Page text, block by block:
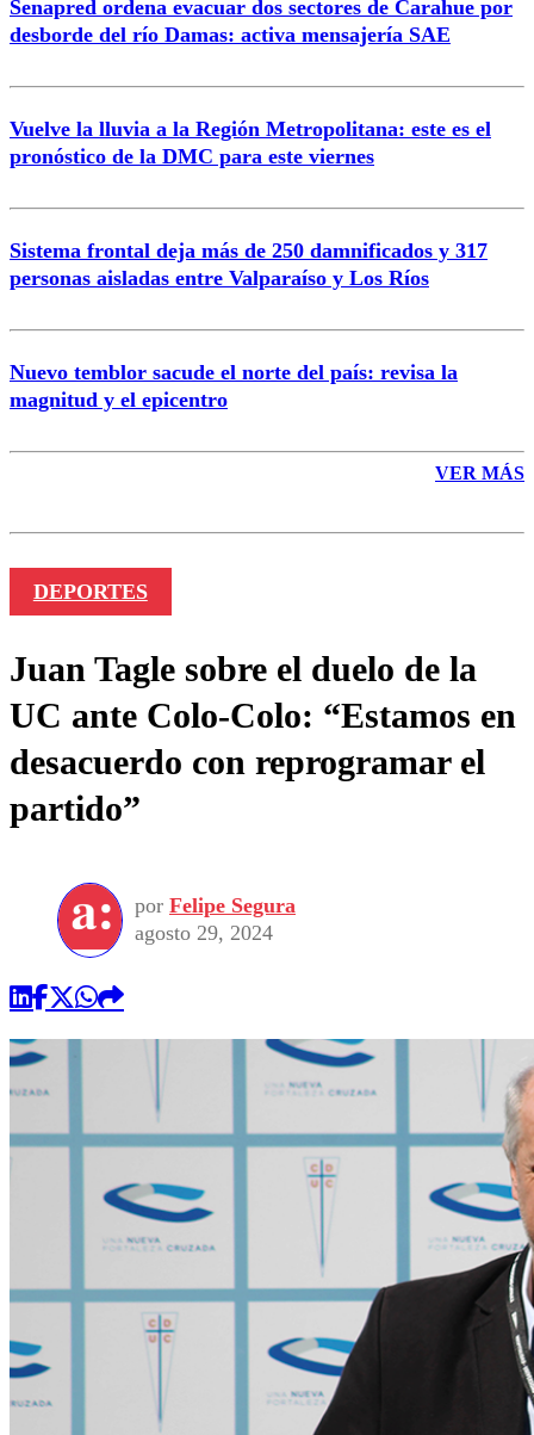
Correo
Enviar comentario
Senapred ordena evacuar dos sectores de Carahue por
desborde del río Damas: activa mensajería SAE
Vuelve la lluvia a la Región Metropolitana: este es el
pronóstico de la DMC para este viernes
Sistema frontal deja más de 250 damnificados y 317
personas aisladas entre Valparaíso y Los Ríos
Nuevo temblor sacude el norte del país: revisa la
magnitud y el epicentro
VER MÁS
DEPORTES
Juan Tagle sobre el duelo de la
UC ante Colo-Colo: “Estamos en
desacuerdo con reprogramar el
partido”
por Felipe Segura
agosto 29, 2024